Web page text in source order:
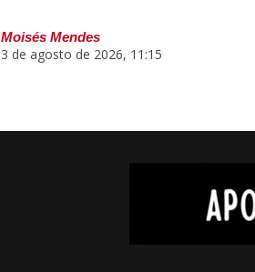
Moisés Mendes
3 de agosto de 2026, 11:15